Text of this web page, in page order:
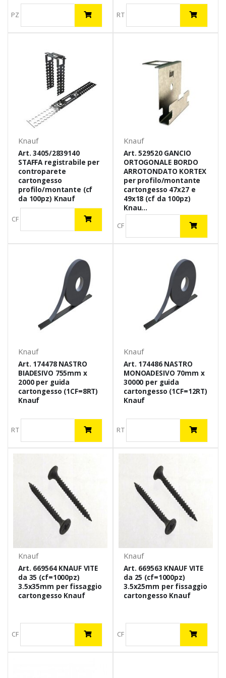
PZ RT
Knauf
Art. 3405/2839140
STAFFA registrabile per
controparete
cartongesso
profilo/montante (cf
da 100pz) Knauf
CF
Knauf
Art. 529520 GANCIO
ORTOGONALE BORDO
ARROTONDATO KORTEX
per profilo/montante
cartongesso 47x27 e
49x18 (cf da 100pz)
Knau...
CF
Knauf
Art. 174478 NASTRO
BIADESIVO 755mm x
2000 per guida
cartongesso (1CF=8RT)
Knauf
RT
Knauf
Art. 174486 NASTRO
MONOADESIVO 70mm x
30000 per guida
cartongesso (1CF=12RT)
Knauf
RT
Knauf
Art. 669564 KNAUF VITE
da 35 (cf=1000pz)
3.5x35mm per fissaggio
cartongesso Knauf
CF
Knauf
Art. 669563 KNAUF VITE
da 25 (cf=1000pz)
3.5x25mm per fissaggio
cartongesso Knauf
CF